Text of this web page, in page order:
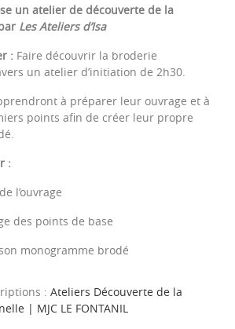
un atelier de découverte de la
Les Ateliers d’Isa
: Faire découvrir la broderie
un atelier d’initiation de 2h30.
à préparer leur ouvrage et à
points afin de créer leur propre
:
l’ouvrage
des points de base
monogramme brodé
: Ateliers Découverte de la
| MJC LE FONTANIL